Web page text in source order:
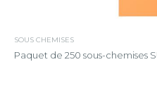
SOUS CHEMISES
Paquet de 250 sous-chemises